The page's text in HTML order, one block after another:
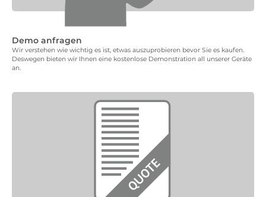
Demo anfragen
Wir verstehen wie wichtig es ist, etwas auszuprobieren bevor Sie es kaufen.
Deswegen bieten wir Ihnen eine kostenlose Demonstration all unserer Geräte
an.